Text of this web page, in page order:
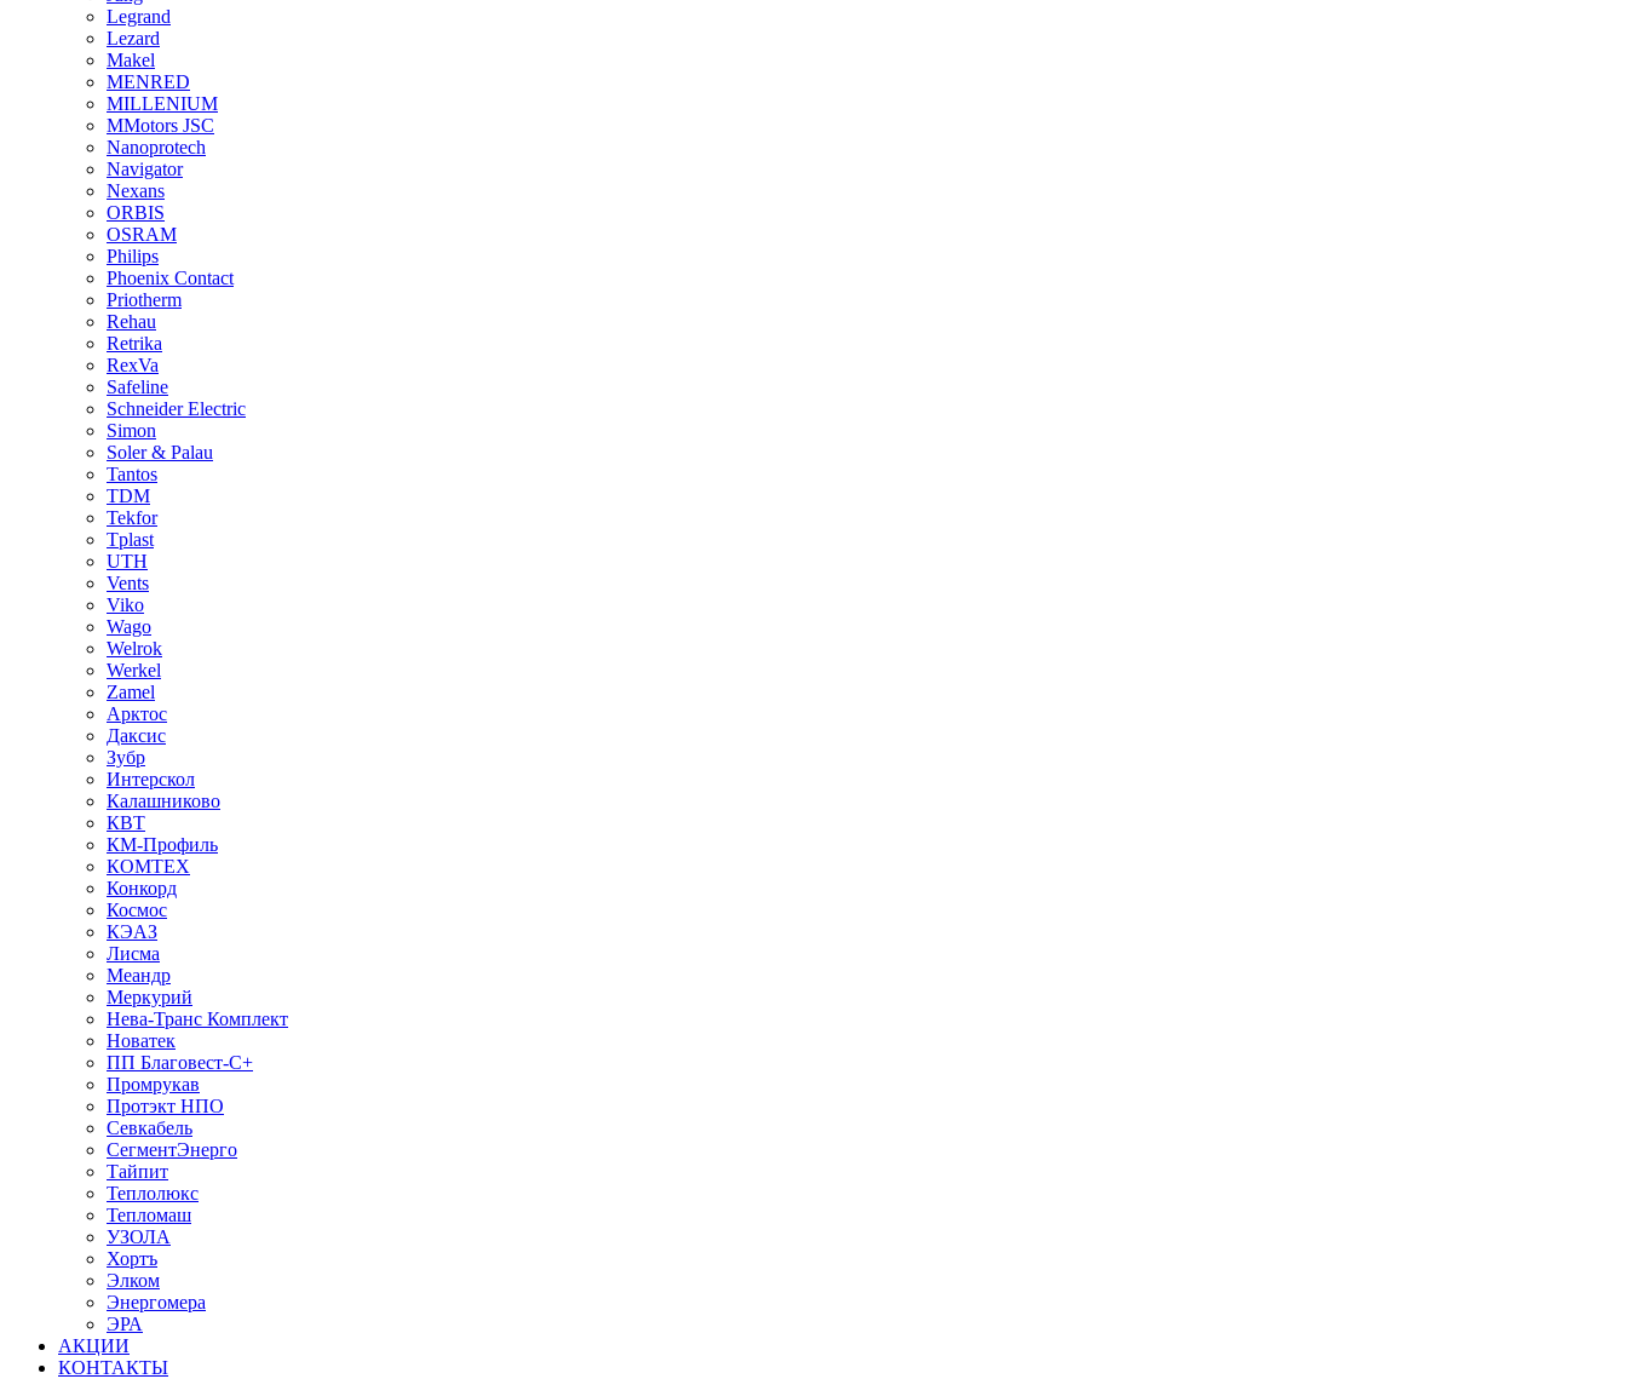
Legrand
Lezard
Makel
MENRED
MILLENIUM
MMotors JSC
Nanoprotech
Navigator
Nexans
ORBIS
OSRAM
Philips
Phoenix Contact
Priotherm
Rehau
Retrika
RexVa
Safeline
Schneider Electric
Simon
Soler & Palau
Tantos
TDM
Tekfor
Tplast
UTH
Vents
Viko
Wago
Welrok
Werkel
Zamel
Арктос
Даксис
Зубр
Интерскол
Калашниково
КВТ
КМ-Профиль
КОМТЕХ
Конкорд
Космос
КЭАЗ
Лисма
Меандр
Меркурий
Нева-Транс Комплект
Новатек
ПП Благовест-С+
Промрукав
Протэкт НПО
Севкабель
СегментЭнерго
Тайпит
Теплолюкс
Тепломаш
УЗОЛА
Хортъ
Элком
Энергомера
ЭРА
АКЦИИ
КОНТАКТЫ